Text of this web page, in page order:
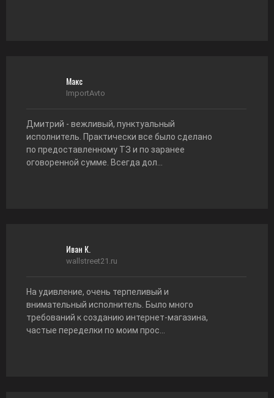
Макс
ImportAvto
Дмитрий - вежливый, пунктуальный
исполнитель. Практически все было сделано
по предоставленному ТЗ и по заранее
оговоренной сумме. Всегда дол...
Иван К.
wallstreet21.ru
На удивление, очень терпеливый и
внимательный исполнитель. Было много
требований к созданию интернет-магазина,
частые переделки по моим прос...